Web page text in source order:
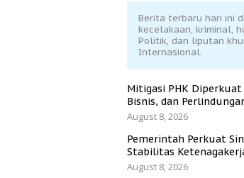
Berita terbaru hari ini
kecelakaan, kriminal,
Politik, dan liputan
Internasional.
Mitigasi PHK
Bisnis, dan
August 8, 2026
Pemerintah Perkuat
Stabilitas
August 8, 2026